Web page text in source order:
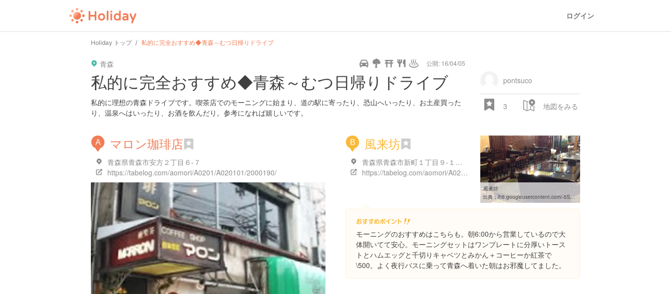
ログイン
Holiday トップ 私的に完全おすすめ◆青森～むつ日帰りドライブ
青森 公開: 16/04/05
私的に完全おすすめ◆青森～むつ日帰りドライブ
私的に理想の青森ドライブです。喫茶店でのモーニングに始まり、道の駅に寄ったり、恐山へいったり、お土産買った
り、温泉へはいったり、お酒を飲んだり。参考になれば嬉しいです。
pontsuco
3 地図をみる
A マロン珈琲店
青森県青森市安方２丁目６-７
https://tabelog.com/aomori/A0201/A020101/2000190/
B 風来坊
青森県青森市新町１丁目９-１９ Y’sビル
https://tabelog.com/aomori/A0201/A020101/2002441/
風来坊
出典： lh6.googleusercontent.com/-5SA9xfhJqvg/Vla242xvkbI/AAAAAAABHZA/gd0K1DLjP9o/w460-h310-k
モーニングのおすすめはこちらも。朝6:00から営業しているので大
体開いてて安心。モーニングセットはワンプレートに分厚いトース
トとハムエッグと千切りキャベツとみかん＋コーヒーか紅茶で
\500。よく夜行バスに乗って青森へ着いた朝はお邪魔してました。